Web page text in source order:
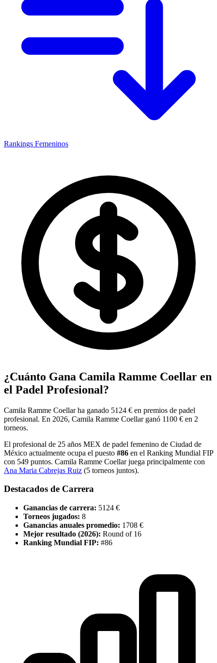
Rankings Femeninos
¿Cuánto Gana Camila Ramme Coellar en
el Padel Profesional?
Camila Ramme Coellarha ganado 5124 € en premios de padel
profesional. En 2026, Camila Ramme Coellar ganó 1100 € en 2
torneos.
El profesional de 25 años MEX de padel femenino de Ciudad de
México actualmente ocupa el puesto #86 en el Ranking Mundial FIP
con 549 puntos. Camila Ramme Coellarjuega principalmente con
Ana Maria Cabrejas Ruiz (5 torneos juntos).
Destacados de Carrera
Ganancias de carrera: 5124 €
Torneos jugados: 8
Ganancias anuales promedio: 1708 €
Mejor resultado (2026): Round of 16
Ranking Mundial FIP: #86